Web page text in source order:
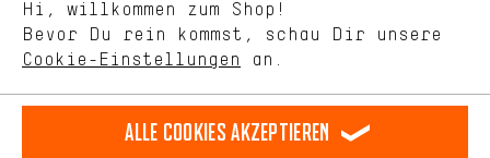
Deutsch
DE english
EN español
ES français
FR
VERTRAG WIDERRUFEN Aachener Community Affiliateprogramm
Datenschutz Allgemeine Geschäftsbedingungen
Hi, willkommen zum Shop!
Bevor Du rein kommst, schau Dir unsere
Cookie-Einstellungen an.
selbst Einfluss auf die Verbesserung unserer Webseite und
unseres Shop-Angebots.
Dein Shopping-Erlebnis wird komfortabler. Mit Komfort-Cookies
stellen wir Verknüpfungen zu Social Media Plattformen her. So
können wir dir weitere nützliche Inhalte und Informationen zur
Alle Cookies akzeptieren